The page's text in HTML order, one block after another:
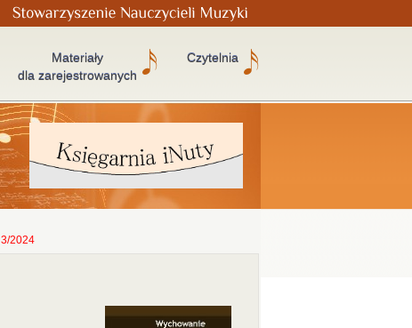
Materiały
dla zarejestrowanych
Czytelnia
3/2024